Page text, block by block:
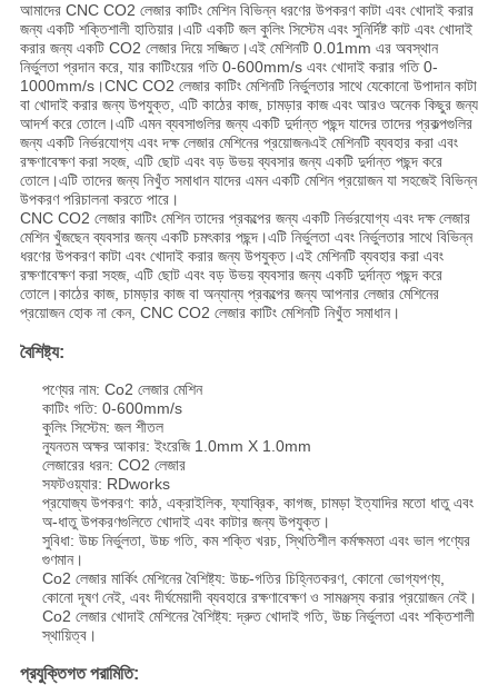
আমাদের CNC CO2 লেজার কাটিং মেশিন বিভিন্ন ধরণের উপকরণ কাটা এবং খোদাই করার
জন্য একটি শক্তিশালী হাতিয়ার।এটি একটি জল কুলিং সিস্টেম এবং সুনির্দিষ্ট কাট এবং খোদাই
করার জন্য একটি CO2 লেজার দিয়ে সজ্জিত।এই মেশিনটি 0.01mm এর অবস্থান
নির্ভুলতা প্রদান করে, যার কাটিংয়ের গতি 0-600mm/s এবং খোদাই করার গতি 0-
1000mm/s।CNC CO2 লেজার কাটিং মেশিনটি নির্ভুলতার সাথে যেকোনো উপাদান কাটা
বা খোদাই করার জন্য উপযুক্ত, এটি কাঠের কাজ, চামড়ার কাজ এবং আরও অনেক কিছুর জন্য
আদর্শ করে তোলে।এটি এমন ব্যবসাগুলির জন্য একটি দুর্দান্ত পছন্দ যাদের তাদের প্রকল্পগুলির
জন্য একটি নির্ভরযোগ্য এবং দক্ষ লেজার মেশিনের প্রয়োজন৷এই মেশিনটি ব্যবহার করা এবং
রক্ষণাবেক্ষণ করা সহজ, এটি ছোট এবং বড় উভয় ব্যবসার জন্য একটি দুর্দান্ত পছন্দ করে
তোলে।এটি তাদের জন্য নিখুঁত সমাধান যাদের এমন একটি মেশিন প্রয়োজন যা সহজেই বিভিন্ন
উপকরণ পরিচালনা করতে পারে।
CNC CO2 লেজার কাটিং মেশিন তাদের প্রকল্পের জন্য একটি নির্ভরযোগ্য এবং দক্ষ লেজার
মেশিন খুঁজছেন ব্যবসার জন্য একটি চমৎকার পছন্দ।এটি নির্ভুলতা এবং নির্ভুলতার সাথে বিভিন্ন
ধরণের উপকরণ কাটা এবং খোদাই করার জন্য উপযুক্ত।এই মেশিনটি ব্যবহার করা এবং
রক্ষণাবেক্ষণ করা সহজ, এটি ছোট এবং বড় উভয় ব্যবসার জন্য একটি দুর্দান্ত পছন্দ করে
তোলে।কাঠের কাজ, চামড়ার কাজ বা অন্যান্য প্রকল্পের জন্য আপনার লেজার মেশিনের
প্রয়োজন হোক না কেন, CNC CO2 লেজার কাটিং মেশিনটি নিখুঁত সমাধান।
বৈশিষ্ট্য:
পণ্যের নাম: Co2 লেজার মেশিন
কাটিং গতি: 0-600mm/s
কুলিং সিস্টেম: জল শীতল
ন্যূনতম অক্ষর আকার: ইংরেজি 1.0mm X 1.0mm
লেজারের ধরন: CO2 লেজার
সফটওয়্যার: RDworks
প্রযোজ্য উপকরণ: কাঠ, এক্রাইলিক, ফ্যাব্রিক, কাগজ, চামড়া ইত্যাদির মতো ধাতু এবং
অ-ধাতু উপকরণগুলিতে খোদাই এবং কাটার জন্য উপযুক্ত।
সুবিধা: উচ্চ নির্ভুলতা, উচ্চ গতি, কম শক্তি খরচ, স্থিতিশীল কর্মক্ষমতা এবং ভাল পণ্যের
গুণমান।
Co2 লেজার মার্কিং মেশিনের বৈশিষ্ট্য: উচ্চ-গতির চিহ্নিতকরণ, কোনো ভোগ্যপণ্য,
কোনো দূষণ নেই, এবং দীর্ঘমেয়াদী ব্যবহারে রক্ষণাবেক্ষণ ও সামঞ্জস্য করার প্রয়োজন নেই।
Co2 লেজার খোদাই মেশিনের বৈশিষ্ট্য: দ্রুত খোদাই গতি, উচ্চ নির্ভুলতা এবং শক্তিশালী
স্থায়িত্ব।
প্রযুক্তিগত পরামিতি: